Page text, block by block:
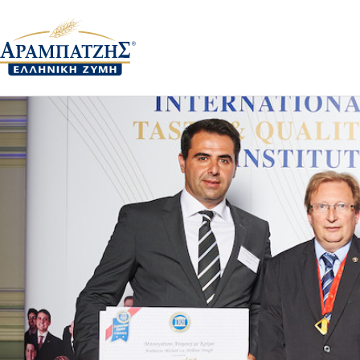
Βράβευση στο Διεθνή